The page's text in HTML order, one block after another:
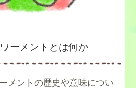
ーメントとは何か
メントの歴史や意味につい